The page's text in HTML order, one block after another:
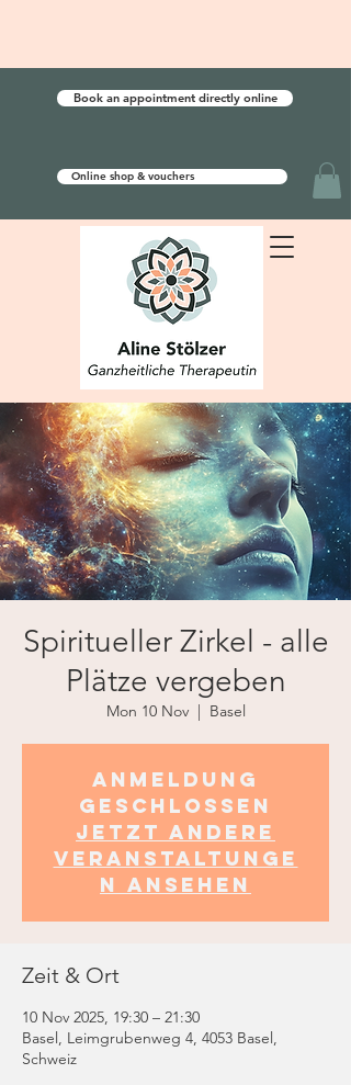
Book an appointment directly online
Online shop & vouchers
Spiritueller Zirkel - alle
Plätze vergeben
Mon 10 Nov
  |
Basel
Anmeldung
geschlossen
Jetzt andere
Veranstaltunge
n ansehen
Zeit & Ort
10 Nov 2025, 19:30 – 21:30
Basel, Leimgrubenweg 4, 4053 Basel,
Schweiz